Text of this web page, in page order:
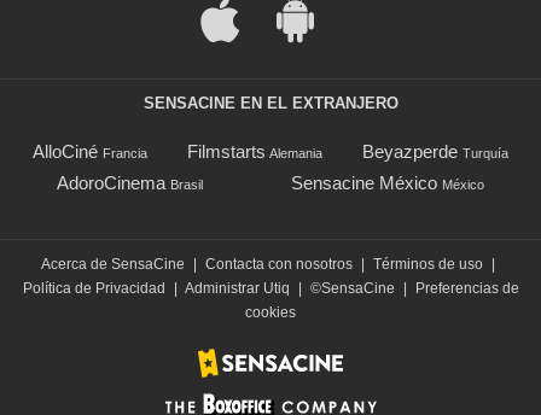
SENSACINE EN EL EXTRANJERO
AlloCiné Francia Filmstarts Alemania Beyazperde Turquía
AdoroCinema Brasil Sensacine México México
Acerca de SensaCine | Contacta con nosotros | Términos de uso |
Política de Privacidad
| Administrar Utiq | ©SensaCine |
Preferencias de
cookies